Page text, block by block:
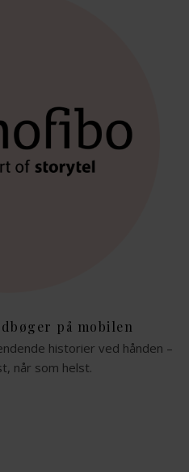
på mobilen
historier ved hånden –
når som helst.